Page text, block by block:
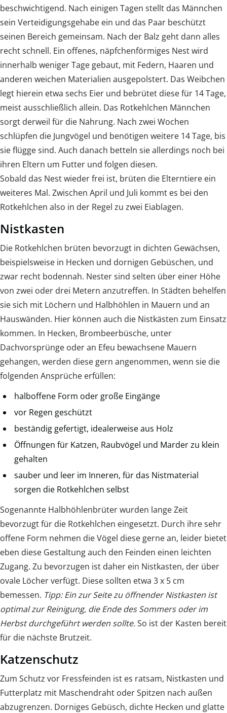
beschwichtigend. Nach einigen Tagen stellt das Männchen
sein Verteidigungsgehabe ein und das Paar beschützt
seinen Bereich gemeinsam. Nach der Balz geht dann alles
recht schnell. Ein offenes, näpfchenförmiges Nest wird
innerhalb weniger Tage gebaut, mit Federn, Haaren und
anderen weichen Materialien ausgepolstert. Das Weibchen
legt hierein etwa sechs Eier und bebrütet diese für 14 Tage,
meist ausschließlich allein. Das Rotkehlchen Männchen
sorgt derweil für die Nahrung. Nach zwei Wochen
schlüpfen die Jungvögel und benötigen weitere 14 Tage, bis
sie flügge sind. Auch danach betteln sie allerdings noch bei
ihren Eltern um Futter und folgen diesen.
Sobald das Nest wieder frei ist, brüten die Elterntiere ein
weiteres Mal. Zwischen April und Juli kommt es bei den
Rotkehlchen also in der Regel zu zwei Eiablagen.
Nistkasten
Die Rotkehlchen brüten bevorzugt in dichten Gewächsen,
beispielsweise in Hecken und dornigen Gebüschen, und
zwar recht bodennah. Nester sind selten über einer Höhe
von zwei oder drei Metern anzutreffen. In Städten behelfen
sie sich mit Löchern und Halbhöhlen in Mauern und an
Hauswänden. Hier können auch die Nistkästen zum Einsatz
kommen. In Hecken, Brombeerbüsche, unter
Dachvorsprünge oder an Efeu bewachsene Mauern
gehangen, werden diese gern angenommen, wenn sie die
folgenden Ansprüche erfüllen:
halboffene Form oder große Eingänge
vor Regen geschützt
beständig gefertigt, idealerweise aus Holz
Öffnungen für Katzen, Raubvögel und Marder zu klein
gehalten
sauber und leer im Inneren, für das Nistmaterial
sorgen die Rotkehlchen selbst
Sogenannte Halbhöhlenbrüter wurden lange Zeit
bevorzugt für die Rotkehlchen eingesetzt. Durch ihre sehr
offene Form nehmen die Vögel diese gerne an, leider bietet
eben diese Gestaltung auch den Feinden einen leichten
Zugang. Zu bevorzugen ist daher ein Nistkasten, der über
ovale Löcher verfügt. Diese sollten etwa 3 x 5 cm
bemessen. Tipp: Ein zur Seite zu öffnender Nistkasten ist
optimal zur Reinigung, die Ende des Sommers oder im
Herbst durchgeführt werden sollte.So ist der Kasten bereit
für die nächste Brutzeit.
Katzenschutz
Zum Schutz vor Fressfeinden ist es ratsam, Nistkasten und
Futterplatz mit Maschendraht oder Spitzen nach außen
abzugrenzen. Dorniges Gebüsch, dichte Hecken und glatte